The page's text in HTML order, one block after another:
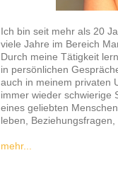
Ich bin seit mehr als 20
viele Jahre im Bereich
Durch meine Tätigkeit
in persönlichen
auch in meinem privaten
immer wieder schwierige
eines geliebten
leben,
mehr...